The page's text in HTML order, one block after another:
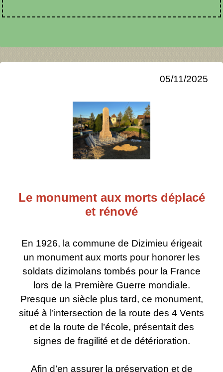
05/11/2025
Le monument aux morts déplacé
et rénové
En 1926, la commune de Dizimieu érigeait
un monument aux morts pour honorer les
soldats dizimolans tombés pour la France
lors de la Première Guerre mondiale.
Presque un siècle plus tard, ce monument,
situé à l’intersection de la route des 4 Vents
et de la route de l’école, présentait des
signes de fragilité et de détérioration.
Afin d’en assurer la préservation et de